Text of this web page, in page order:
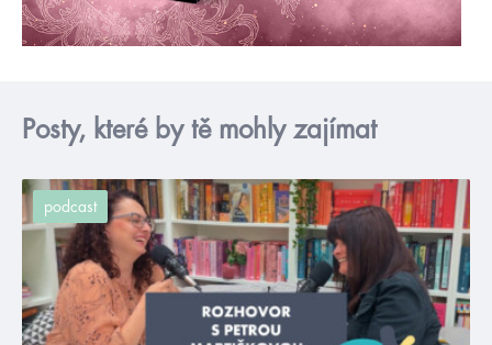
Posty, které by tě mohly zajímat
podcast